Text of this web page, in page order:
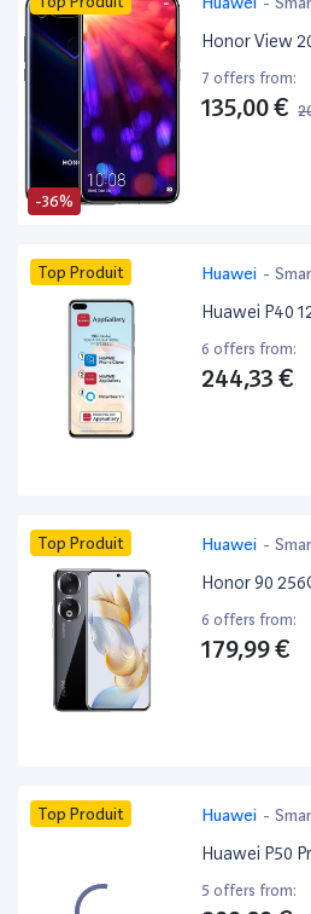
-36%
Honor View
7 offers from:
135,00 €
Top Produit Huawei -
Huawei P40
6 offers from:
244,33 €
Top Produit Huawei -
Honor 90
6 offers from:
179,99 €
Top Produit Huawei -
Huawei P50
5 offers from: